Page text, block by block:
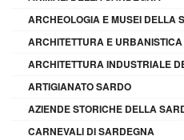
ARCHEOLOGIA E MUSEI DELLA
ARCHITETTURA E
ARCHITETTURA INDUSTRIALE
ARTIGIANATO SARDO
AZIENDE STORICHE DELLA
CARNEVALI DI SARDEGNA